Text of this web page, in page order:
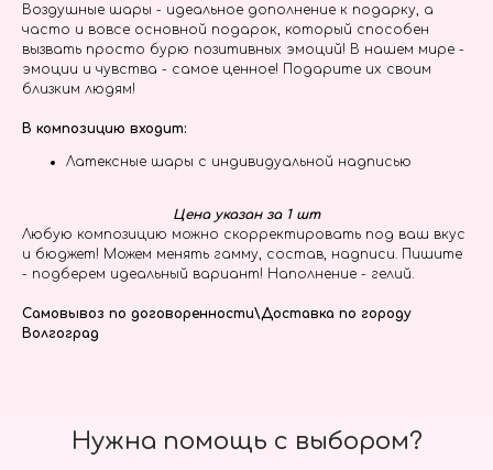
Воздушные шары - идеальное дополнение к подарку, а
часто и вовсе основной подарок, который способен
вызвать просто бурю позитивных эмоций! В нашем мире -
эмоции и чувства - самое ценное! Подарите их своим
близким людям!
В композицию входит:
Латексные шары с индивидуальной надписью
Цена указан за 1 шт
Любую композицию можно скорректировать под ваш вкус
и бюджет! Можем менять гамму, состав, надписи. Пишите
- подберем идеальный вариант! Наполнение - гелий.
Самовывоз по договоренности\Доставка по городу
Волгоград
Нужна помощь с выбором?